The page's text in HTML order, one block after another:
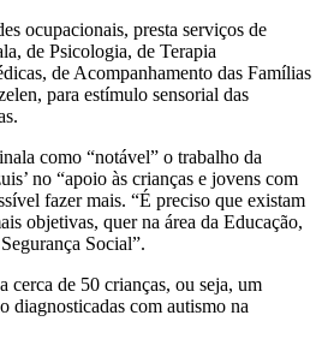
ocupacionais, presta serviços de
de Psicologia, de Terapia
de Acompanhamento das Famílias
para estímulo sensorial das
como “notável” o trabalho da
no “apoio às crianças e jovens com
fazer mais. “É preciso que existam
objetivas, quer na área da Educação,
Social”.
cerca de 50 crianças, ou seja, um
diagnosticadas com autismo na